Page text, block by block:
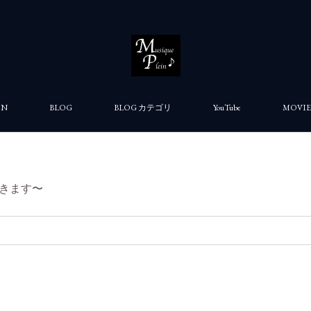
BLOG BLOG カテゴリ YouTube
ます〜